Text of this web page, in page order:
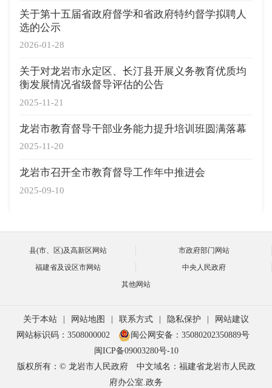
2026-01-28
关于第十五届省政府督学和省政府特约督学拟聘人
选的公示
2025-11-21
关于对龙岩市永定区、长汀县开展义务教育优质均
衡发展情况省级督导评估的公告
2025-11-20
龙岩市教育督导干部业务能力提升培训班圆满落幕
2025-09-10
龙岩市召开全市教育督导工作年中推进会
县(市、区)及高新区网站
市政府部门网站
福建省及设区市网站
中央人民政府
其他网站
关于本站 | 网站地图 | 联系方式 | 隐私保护 |
网站建议
网站标识码：3508000002
闽公网安备：35080202350889号
闽ICP备09003280号-10
版权所有：© 龙岩市人民政府
中文域名：福建省龙岩市人民政
府办公室.政务